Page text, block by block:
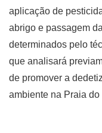
aplicação de
abrigo e passagem
determinados pelo
que analisará
de promover a
ambiente na Praia do